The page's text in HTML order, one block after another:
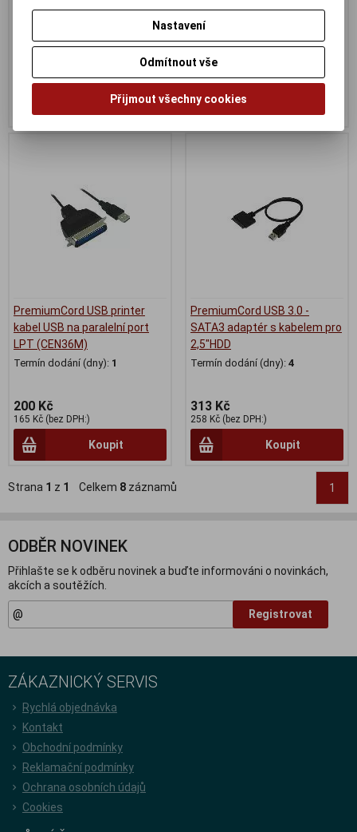
382 Kč (bez DPH:)
Koupit
Termín dodání (dny):1
206 Kč
170 Kč (bez DPH:)
PremiumCord USB printer
kabel USB na paralelní port
LPT (CEN36M)
Termín dodání (dny): 1
200 Kč
165 Kč (bez DPH:)
Koupit
PremiumCord USB 3.0 -
SATA3 adaptér s kabelem pro
2,5"HDD
Termín dodání (dny): 4
313 Kč
258 Kč (bez DPH:)
Koupit
Strana 1 z 1 Celkem 8 záznamů 1
ODBĚR NOVINEK
Přihlašte se k odběru novinek a buďte informováni o novinkách,
akcích a soutěžích.
Registrovat
ZÁKAZNICKÝ SERVIS
Rychlá objednávka
Kontakt
Obchodní podmínky
Reklamační podmínky
Ochrana osobních údajů
Cookies
Nastavení
Odmítnout vše
Přijmout všechny cookies